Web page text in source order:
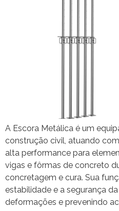
A Escora Metálica é um
construção civil, atuando
alta performance para
vigas e fôrmas de concreto
concretagem e cura. Sua
estabilidade e a segurança
deformações e prevenindo